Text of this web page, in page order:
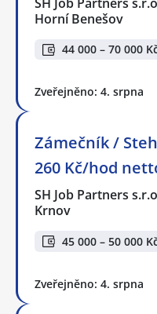
Horní Benešov
44 000 – 70 000
Zveřejněno: 4. srpna
Zámečník /
260 Kč/hod
SH Job Partners
Krnov
45 000 – 50 000
Zveřejněno: 4. srpna